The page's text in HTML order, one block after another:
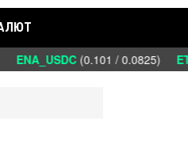
ENA_USDC(0.101 / 0.0825)